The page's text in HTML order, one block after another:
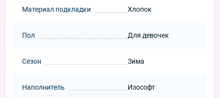
Материал подкладки Хлопок
Пол Для девочек
Сезон Зима
Наполнитель Изософт